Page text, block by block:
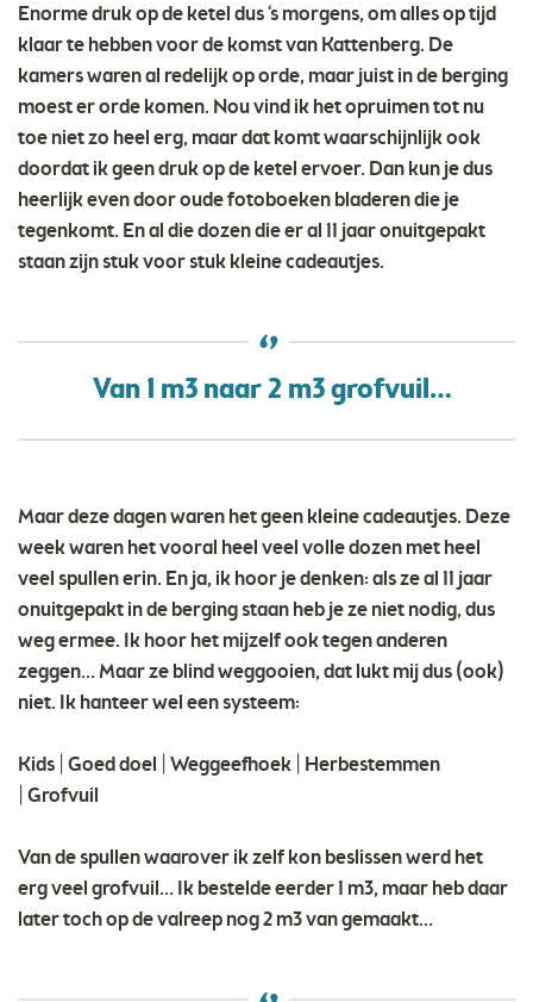
Enorme druk op de ketel dus ‘s morgens, om alles op tijd
klaar te hebben voor de komst van Kattenberg. De
kamers waren al redelijk op orde, maar juist in de berging
moest er orde komen. Nou vind ik het opruimen tot nu
toe niet zo heel erg, maar dat komt waarschijnlijk ook
doordat ik geen druk op de ketel ervoer. Dan kun je dus
heerlijk even door oude fotoboeken bladeren die je
tegenkomt. En al die dozen die er al 11 jaar onuitgepakt
staan zijn stuk voor stuk kleine cadeautjes.
Van 1 m3 naar 2 m3 grofvuil…
Maar deze dagen waren het geen kleine cadeautjes. Deze
week waren het vooral heel veel volle dozen met heel
veel spullen erin. En ja, ik hoor je denken: als ze al 11 jaar
onuitgepakt in de berging staan heb je ze niet nodig, dus
weg ermee. Ik hoor het mijzelf ook tegen anderen
zeggen… Maar ze blind weggooien, dat lukt mij dus (ook)
niet. Ik hanteer wel een systeem:
Kids | Goed doel | Weggeefhoek | Herbestemmen
| Grofvuil
Van de spullen waarover ik zelf kon beslissen werd het
erg veel grofvuil… Ik bestelde eerder 1 m3, maar heb daar
later toch op de valreep nog 2 m3 van gemaakt…